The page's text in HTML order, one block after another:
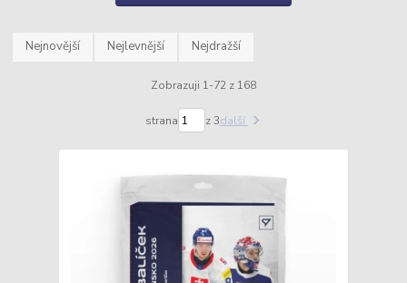
Nejnovější Nejlevnější Nejdražší
Zobrazuji 1-72 z 168
strana z 3další